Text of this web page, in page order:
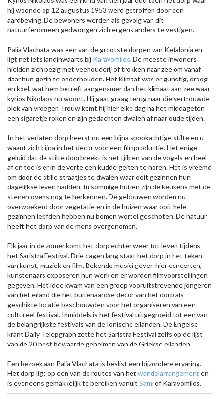
hij woonde op 12 augustus 1953 werd getroffen door een
aardbeving. De bewoners werden als gevolg van dit
natuurfenomeen gedwongen zich ergens anders te vestigen.
Palia Vlachata was een van de grootste dorpen van Kefalonia en
ligt net iets landinwaarts bij Karavomilos. De meeste inwoners
hielden zich bezig met veehouderij of trokken naar zee om vanaf
daar hun gezin te onderhouden. Het klimaat was er gunstig, droog
en koel, wat hem betreft aangenamer dan het klimaat aan zee waar
kyrios Nikolaos nu woont. Hij gaat graag terug naar die vertrouwde
plek van vroeger. Trouw komt hij hier elke dag na het middageten
een sigaretje roken en zijn gedachten dwalen af naar oude tijden.
In het verlaten dorp heerst nu een bijna spookachtige stilte en u
waant zich bijna in het decor voor een filmproductie. Het enige
geluid dat de stilte doorbreekt is het tjilpen van de vogels en heel
af en toe is er in de verte een kudde geiten te horen. Het is vreemd
om door de stille straatjes te dwalen waar ooit gezinnen hun
dagelijkse leven hadden. In sommige huizen zijn de keukens met de
stenen ovens nog te herkennen. De gebouwen worden nu
overwoekerd door vegetatie en in de huizen waar ooit hele
gezinnen leefden hebben nu bomen wortel geschoten. De natuur
heeft het dorp van de mens overgenomen.
Elk jaar in de zomer komt het dorp echter weer tot leven tijdens
het Saristra Festival. Drie dagen lang staat het dorp in het teken
van kunst, muziek en film. Bekende musici geven hier concerten,
kunstenaars exposeren hun werk en er worden filmvoorstellingen
gegeven. Het idee kwam van een groep vooruitstrevende jongeren
van het eiland die het buitenaardse decor van het dorp als
geschikte locatie beschouwden voor het organiseren van een
cultureel festival. Inmiddels is het festival uitgegroeid tot een van
de belangrijkste festivals van de Ionische eilanden. De Engelse
krant Daily Telepgraph zette het Saristra Festival zelfs op de lijst
van de 20 best bewaarde geheimen van de Griekse eilanden.
Een bezoek aan Palia Vlachata is beslist een bijzondere ervaring.
Het dorp ligt op een van de routes van het wandelarrangement en
is eveneens gemakkelijk te bereiken vanuit Samiof Karavomilos.